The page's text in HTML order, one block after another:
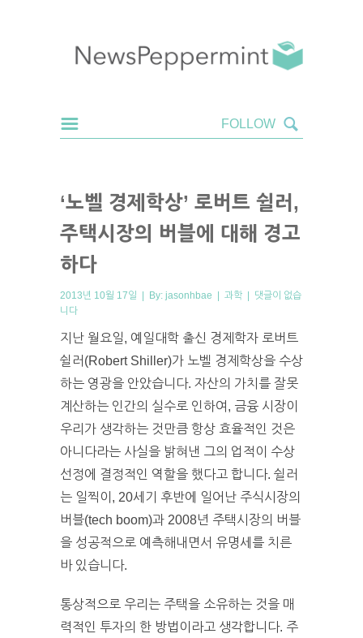
‘노벨 경제학상’ 로버트 쉴러,
주택시장의 버블에 대해 경고
하다
2013년 10월 17일 | By: jasonhbae | 과학 | 댓글이 없습
니다
지난 월요일, 예일대학 출신 경제학자 로버트
쉴러(Robert Shiller)가 노벨 경제학상을 수상
하는 영광을 안았습니다. 자산의 가치를 잘못
계산하는 인간의 실수로 인하여, 금융 시장이
우리가 생각하는 것만큼 항상 효율적인 것은
아니다라는 사실을 밝혀낸 그의 업적이 수상
선정에 결정적인 역할을 했다고 합니다. 쉴러
는 일찍이, 20세기 후반에 일어난 주식시장의
버블(tech boom)과 2008년 주택시장의 버블
을 성공적으로 예측해내면서 유명세를 치른
바 있습니다.
통상적으로 우리는 주택을 소유하는 것을 매
력적인 투자의 한 방법이라고 생각합니다. 주